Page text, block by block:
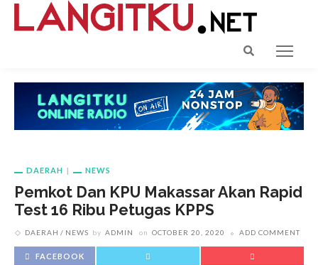
DAERAH NEWS
Pemkot Dan KPU Makassar Akan Rapid
Test 16 Ribu Petugas KPPS
DAERAH NEWS by ADMIN on OCTOBER 20, 2020 ADD COMMENT
FACEBOOK